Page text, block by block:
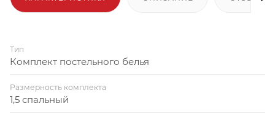
Тип
Комплект постельного белья
Размерность комплекта
1,5 спальный